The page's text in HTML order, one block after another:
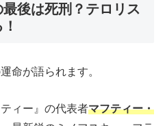
後は死刑？テロリス
命が語られます。
ィー』の代表者マフティー・